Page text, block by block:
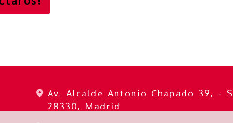
Av. Alcalde Antonio Chapado 39, -
28330, Madrid